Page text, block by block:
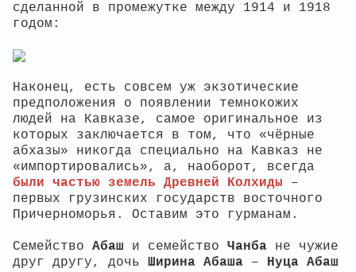
сделанной в промежутке между 1914 и 1918
годом:
Наконец, есть совсем уж экзотические
предположения о появлении темнокожих
людей на Кавказе, самое оригинальное из
которых заключается в том, что «чёрные
абхазы» никогда специально на Кавказ не
«импортировались», а, наоборот, всегда
были частью земель Древней Колхиды –
первых грузинских государств восточного
Причерноморья. Оставим это гурманам.
Семейство Абаш и семейство Чанба не чужие
друг другу, дочь Ширина Абаша – Нуца Абаш